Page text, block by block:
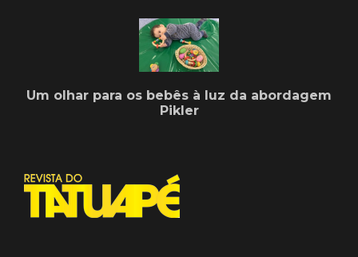
Um olhar para os bebês à luz da abordagem
Pikler